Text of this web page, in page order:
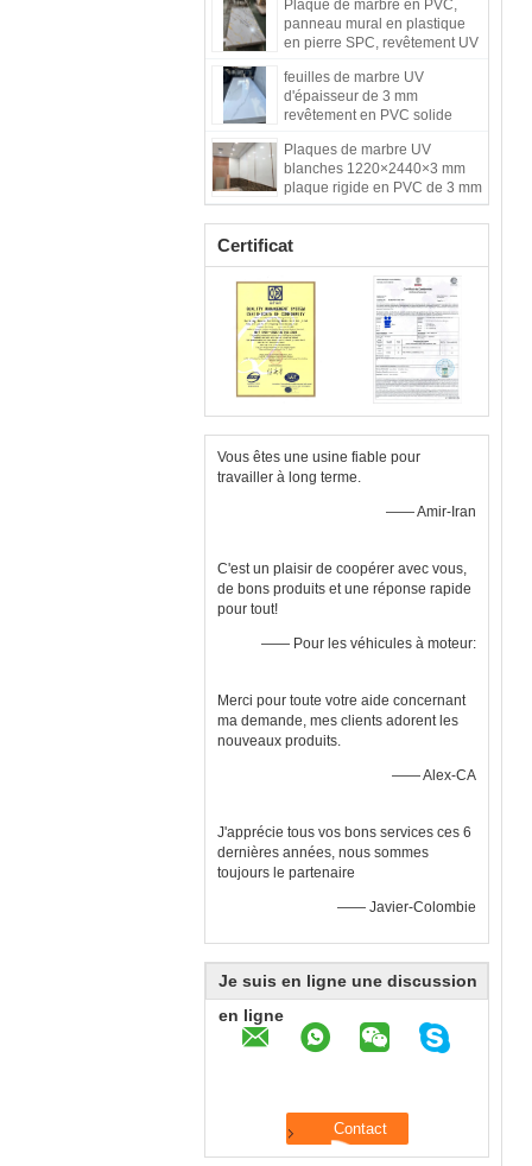
Plaque de marbre en PVC,
panneau mural en plastique
en pierre SPC, revêtement UV
marbre, matériau décoratif
pour les murs intérieurs
feuilles de marbre UV
d'épaisseur de 3 mm
revêtement en PVC solide
Plaques de marbre UV
blanches 1220×2440×3 mm
plaque rigide en PVC de 3 mm
Certificat
Vous êtes une usine fiable pour
travailler à long terme.
—— Amir-Iran
C'est un plaisir de coopérer avec vous,
de bons produits et une réponse rapide
pour tout!
—— Pour les véhicules à moteur:
Merci pour toute votre aide concernant
ma demande, mes clients adorent les
nouveaux produits.
—— Alex-CA
J'apprécie tous vos bons services ces 6
dernières années, nous sommes
toujours le partenaire
—— Javier-Colombie
Je suis en ligne une discussion
en ligne